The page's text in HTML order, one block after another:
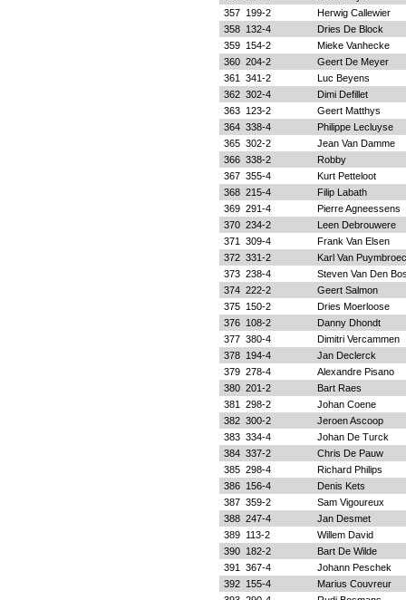
357
199-2
Herwig Callewier
358
132-4
Dries De Block
359
154-2
Mieke Vanhecke
360 204-2
Geert De Meyer
361
341-2
Luc Beyens
362 302-4
Dimi Defillet
363
123-2
Geert Matthys
364 338-4
Philippe Lecluyse
365 302-2
Jean Van Damme
366 338-2
Robby
367 355-4
Kurt Petteloot
368 215-4
Filip Labath
369 291-4
Pierre Agneessens
370 234-2
Leen Debrouwere
371
309-4
Frank Van Elsen
372 331-2
Karl Van
373 238-4
Steven Van Den
374 222-2
Geert Salmon
375
150-2
Dries Moerloose
376
108-2
Danny Dhondt
377 380-4
Dimitri Vercammen
378
194-4
Jan Declerck
379 278-4
Alexandre Pisano
380 201-2
Bart Raes
381
298-2
Johan Coene
382 300-2
Jeroen Ascoop
383 334-4
Johan De Turck
384 337-2
Chris De Pauw
385 298-4
Richard Philips
386
156-4
Denis Kets
387 359-2
Sam Vigoureux
388 247-4
Jan Desmet
389
113-2
Willem David
390
182-2
Bart De Wilde
391
367-4
Johann Peschek
392
155-4
Marius Couvreur